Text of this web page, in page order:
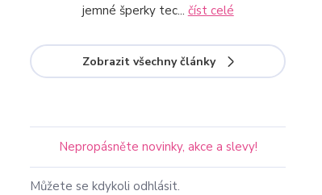
jemné šperky tec... číst celé
Zobrazit všechny články
Nepropásněte novinky, akce a slevy!
Můžete se kdykoli odhlásit.